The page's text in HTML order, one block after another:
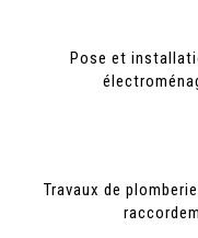
Pose et
Travaux de